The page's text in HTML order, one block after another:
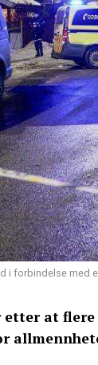
i forbindelse med
at flere